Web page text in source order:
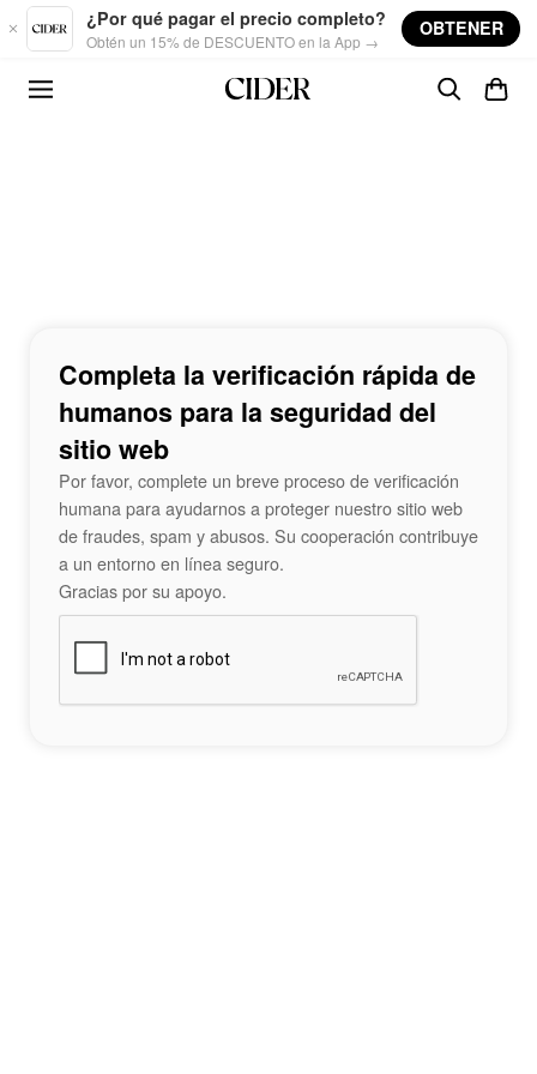
Skip to main content
¿Por qué pagar el precio completo?
Obtén un 15% de DESCUENTO en la App →
OBTENER
Completa la verificación rápida de
humanos para la seguridad del
sitio web
Por favor, complete un breve proceso de verificación
humana para ayudarnos a proteger nuestro sitio web
de fraudes, spam y abusos. Su cooperación contribuye
a un entorno en línea seguro.
Gracias por su apoyo.